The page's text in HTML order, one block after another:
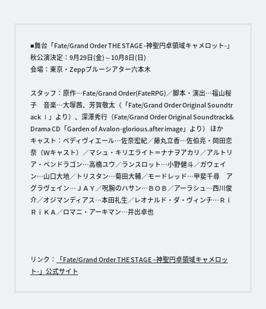
■舞台「Fate/Grand Order THE STAGE -神聖円卓領域キャメロット-」
秋公演決定：9月29日(金)～10月8日(日)
会場：東京・Zeppブルーシアター六本木
スタッフ：原作…Fate/Grand Order(FateRPG)／脚本・演出…福山桜
子 音楽…大塚茜、芳賀敬太（「Fate/Grand Order Original Soundtr
ack Ⅰ」より）、深澤秀行（Fate/Grand Order Original Soundtrack&
Drama CD「Garden of Avalon-glorious.after image」より） ほか
キャスト：ベディヴィエール…佐奈宏紀／藤丸立香…佐伯亮・岡田恋
奈（Ｗキャスト）／マシュ・キリエライト＝ナナヲアカリ／アルトリ
ア・ペンドラゴン…高橋ユウ／ランスロット…小野健斗／ガウェイ
ン…山口大地／トリスタン…菊田大輔／モードレッド…甲斐千尋 ア
グラヴェイン…ＪＡＹ／呪腕のハサン…ＢＯＢ／アーラシュ…西川俊
介／オジマンディアス…本田礼生／レオナルド・ダ・ヴィンチ…Ｒｉ
ＲｉＫＡ／ロマニ・アーキマン…井出卓也
リンク：
「Fate/Grand Order THE STAGE –神聖円卓領域キャメロッ
ト-」公式サイト